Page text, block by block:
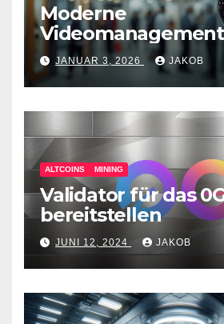
Moderne
(VMS) – mehr als nur
JANUAR 3, 2026 JAKOB
ALTCOINS MINING
Validator für das
bereitstellen
JUNI 12, 2024 JAKOB